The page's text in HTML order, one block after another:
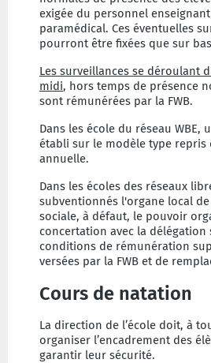
exigée du personnel
paramédical. Ces éventuelles
pourront être fixées que sur
Les surveillances se déroulant
midi, hors temps de présence
sont rémunérées par la FWB.
Dans les école du réseau
établi sur le modèle type repris
annuelle.
Dans les écoles des réseaux
subventionnés l'organe local
sociale, à défaut, le pouvoir
concertation avec la délégation
conditions de rémunération
versées par la FWB et de
Cours de natation
La direction de l’école doit, à
organiser l’encadrement des
garantir leur sécurité.